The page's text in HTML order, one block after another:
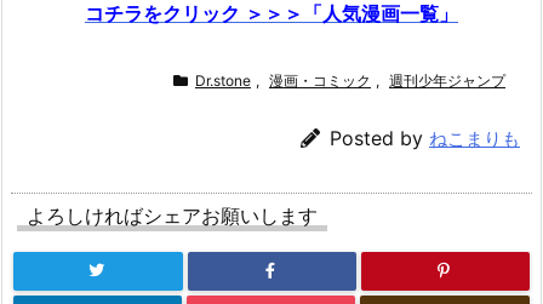
コチラをクリック ＞＞＞「人気漫画一覧」
Dr.stone , 漫画・コミック , 週刊少年ジャンプ
Posted by ねこまりも
よろしければシェアお願いします